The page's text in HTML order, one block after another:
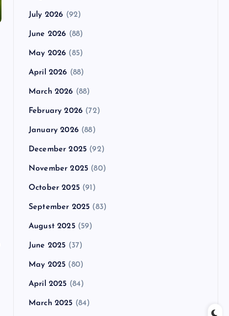
July 2026 (92)
June 2026 (88)
May 2026 (85)
April 2026 (88)
March 2026 (88)
February 2026 (72)
January 2026(88)
December 2025 (92)
November 2025 (80)
October 2025(91)
September 2025 (83)
August 2025(59)
June 2025 (37)
May 2025 (80)
April 2025 (84)
March 2025 (84)